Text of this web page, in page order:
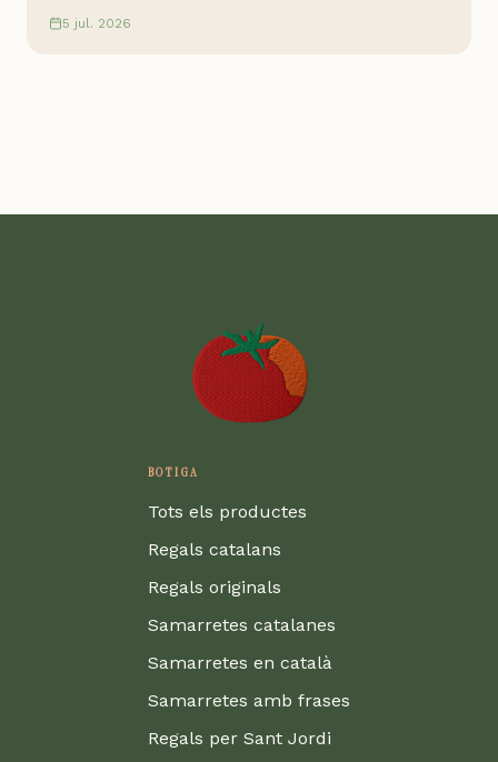
5 jul. 2026
BOTIGA
Tots els productes
Regals catalans
Regals originals
Samarretes catalanes
Samarretes en català
Samarretes amb frases
Regals per Sant Jordi